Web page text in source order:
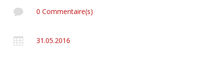
 0 Commentaire(s)
 31.05.2016